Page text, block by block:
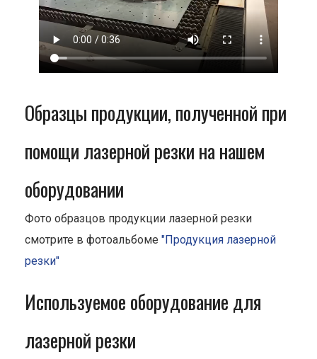
Образцы продукции, полученной при
помощи лазерной резки на нашем
оборудовании
Фото образцов продукции лазерной резки
смотрите в фотоальбоме "Продукция лазерной
резки"
Используемое оборудование для
лазерной резки